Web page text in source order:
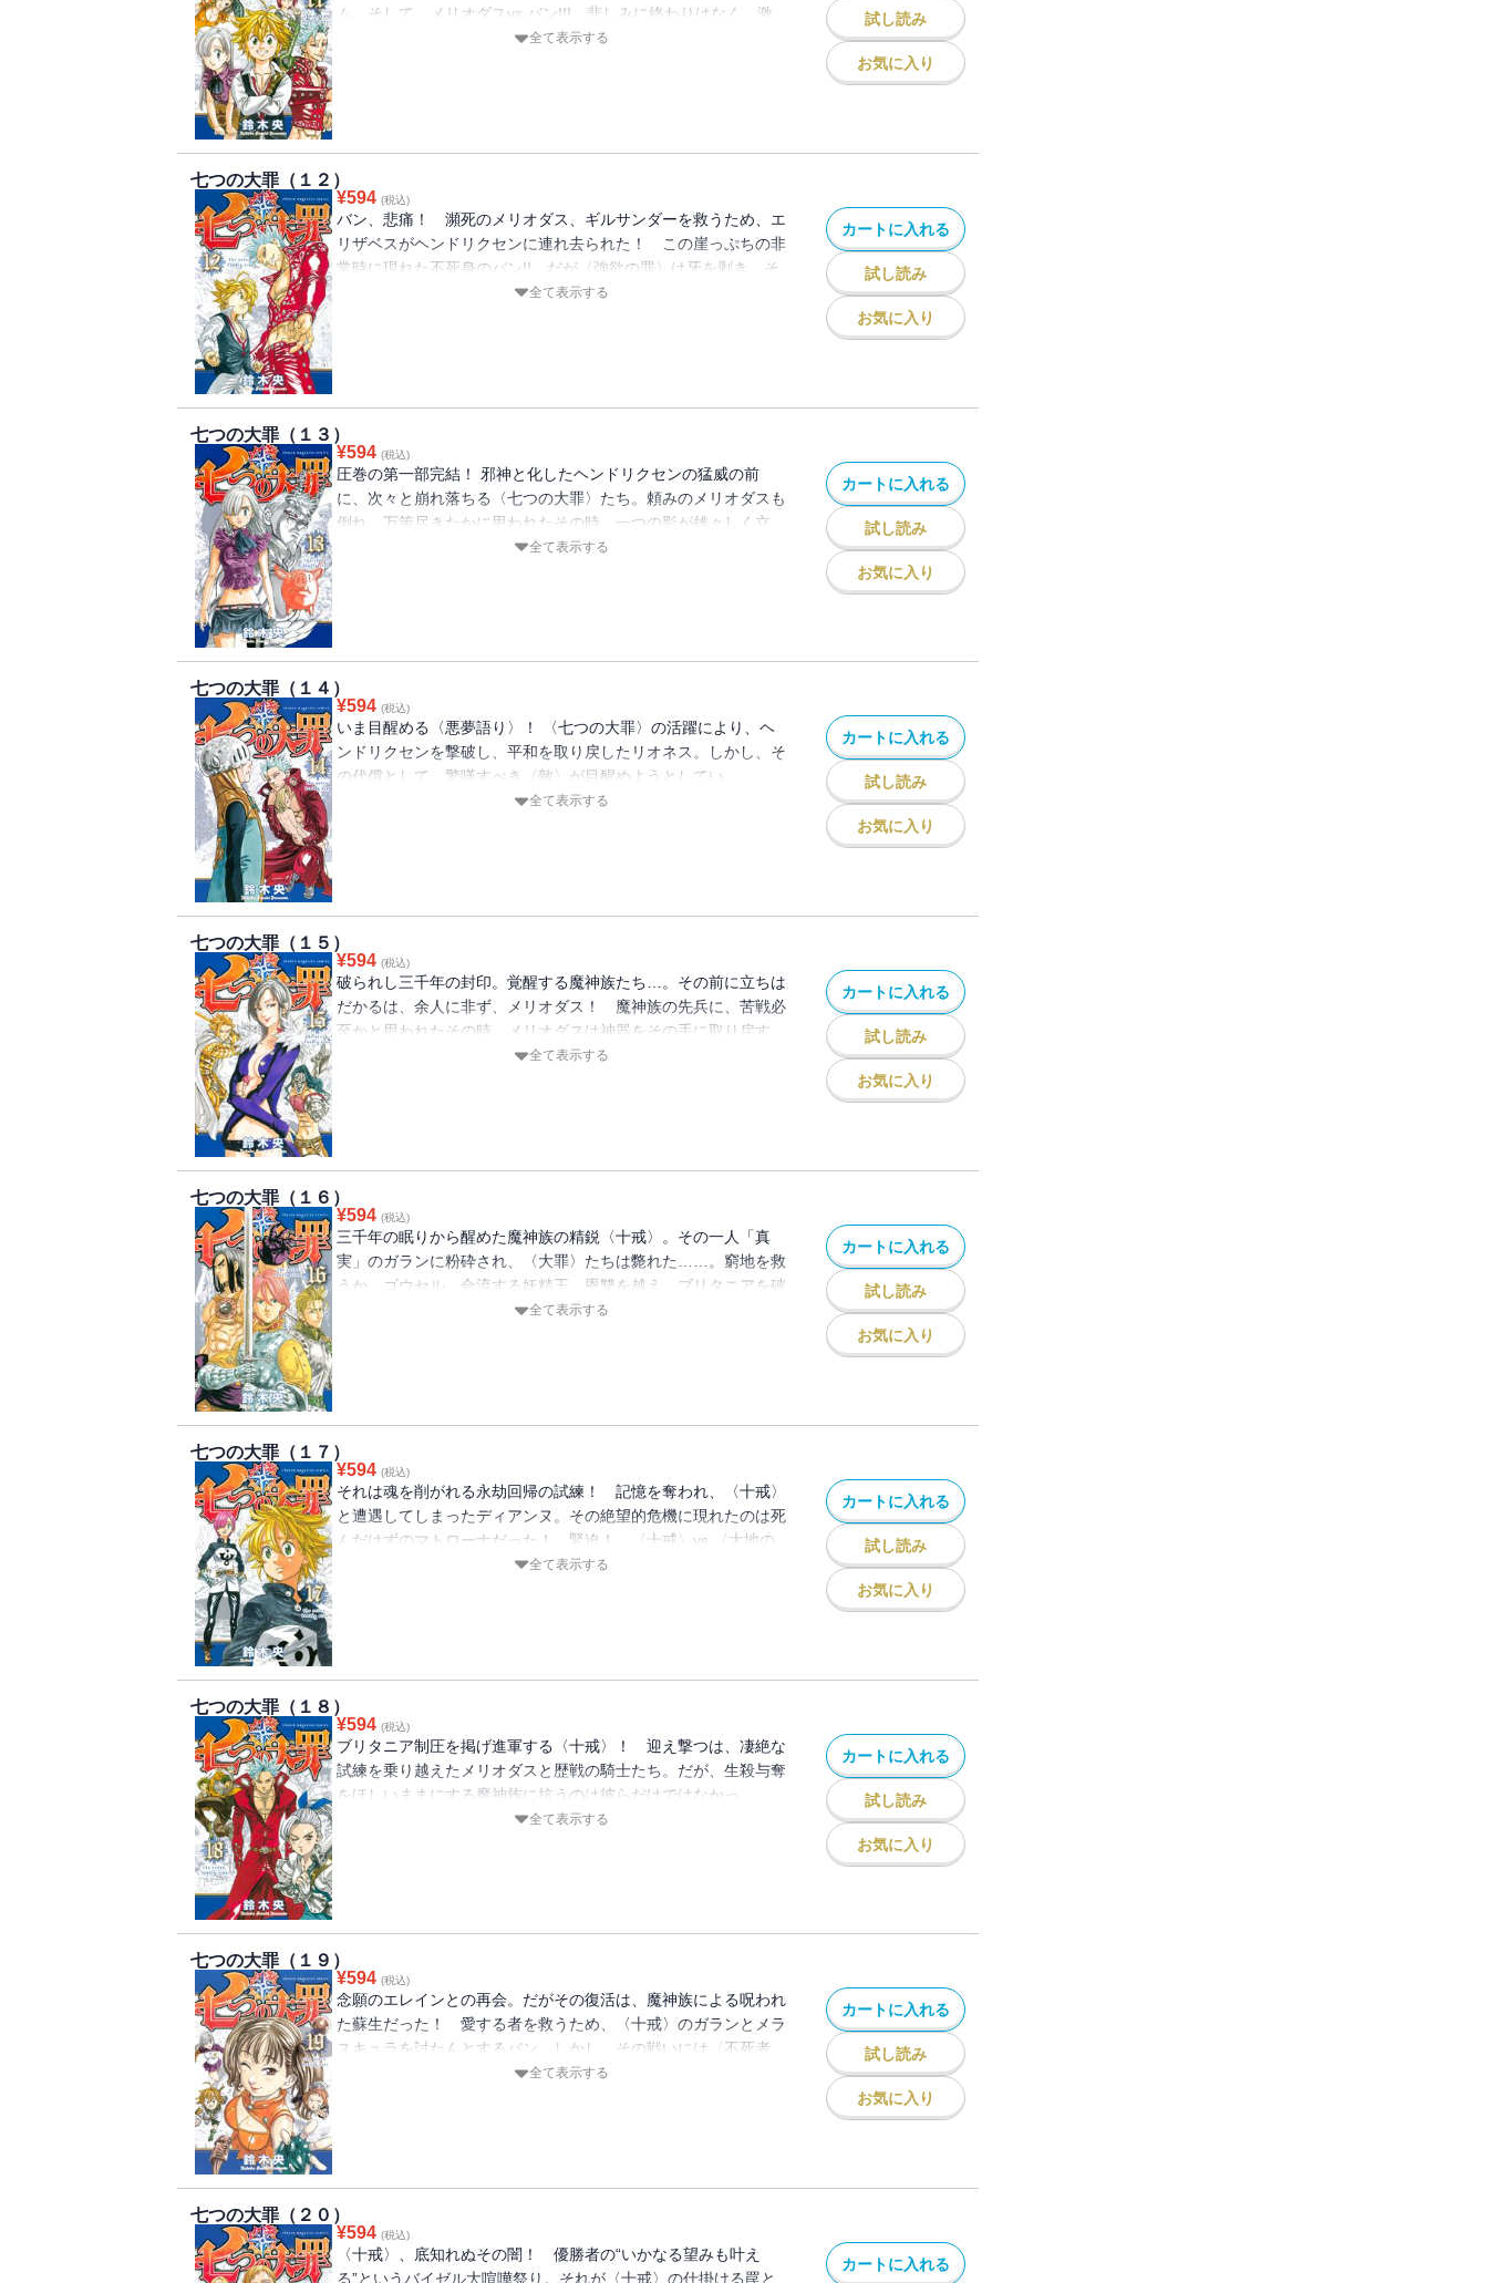
ム。そして、メリオダスvs.バン!!! 悲しみに終わりはなく、激
闘に勝者は見えない。決着をつけるべく、現れたのは、第六の
全て表示する
試し読み
お気に入り
七つの大罪（１２）
¥594 (税込)
バン、悲痛！ 瀕死のメリオダス、ギルサンダーを救うため、エ
リザベスがヘンドリクセンに連れ去られた！ この崖っぷちの非
常時に現れた不死身のバン!! だが〈強欲の罪〉は牙を剥き、そ
の刃が狙うはメリオダスの心臓ただ一つ……。暴走する魔神の
全て表示する
カートに入れる
試し読み
お気に入り
七つの大罪（１３）
¥594 (税込)
圧巻の第一部完結！ 邪神と化したヘンドリクセンの猛威の前
に、次々と崩れ落ちる〈七つの大罪〉たち。頼みのメリオダスも
倒れ、万策尽きたかに思われたその時、一つの影が雄々しく立
つ！ それは頼もしき一匹の勇姿……!! 尊き犠牲。悲愴なる乙女
全て表示する
カートに入れる
試し読み
お気に入り
七つの大罪（１４）
¥594 (税込)
いま目醒める〈悪夢語り〉！ 〈七つの大罪〉の活躍により、ヘ
ンドリクセンを撃破し、平和を取り戻したリオネス。しかし、そ
の代償として、驚嘆すべき〈敵〉が目醒めようとしてい
た……!! 王都を震撼させる、その敵の正体とは!? 妖精王の
全て表示する
カートに入れる
試し読み
お気に入り
七つの大罪（１５）
¥594 (税込)
破られし三千年の封印。覚醒する魔神族たち…。その前に立ちは
だかるは、余人に非ず、メリオダス！ 魔神族の先兵に、苦戦必
至かと思われたその時、メリオダスは神器をその手に取り戻す。
炸裂する神器・ロストヴェインの威力！ そして、妖精王に迫る
全て表示する
カートに入れる
試し読み
お気に入り
七つの大罪（１６）
¥594 (税込)
三千年の眠りから醒めた魔神族の精鋭〈十戒〉。その一人「真
実」のガランに粉砕され、〈大罪〉たちは斃れた……。窮地を救
うか、ゴウセル。合流する妖精王。恩讐を越え、ブリタニアを破
滅から救え！ ディアンヌの外伝「少女は叶わぬ夢を見る」も完
全て表示する
カートに入れる
試し読み
お気に入り
七つの大罪（１７）
¥594 (税込)
それは魂を削がれる永劫回帰の試練！ 記憶を奪われ、〈十戒〉
と遭遇してしまったディアンヌ。その絶望的危機に現れたのは死
んだはずのマトローナだった！ 緊迫！ 〈十戒〉vs.〈大地の
牙〉!! 一方、〈十戒〉に対抗する力を得るため、〈大罪〉は森
全て表示する
カートに入れる
試し読み
お気に入り
七つの大罪（１８）
¥594 (税込)
ブリタニア制圧を掲げ進軍する〈十戒〉！ 迎え撃つは、凄絶な
試練を乗り越えたメリオダスと歴戦の騎士たち。だが、生殺与奪
をほしいままにする魔神族に抗うのは彼らだけではなかっ
た……。辺境から来る友軍。その実力は!? 一方、〈大罪〉を抜
全て表示する
カートに入れる
試し読み
お気に入り
七つの大罪（１９）
¥594 (税込)
念願のエレインとの再会。だがその復活は、魔神族による呪われ
た蘇生だった！ 愛する者を救うため、〈十戒〉のガランとメラ
スキュラを討たんとするバン。しかし、その戦いには〈不死者
（アンデッド）〉に死をもたらす致命的死角が!! 記憶を失った
全て表示する
カートに入れる
試し読み
お気に入り
七つの大罪（２０）
¥594 (税込)
〈十戒〉、底知れぬその闇！ 優勝者の“いかなる望みも叶え
る”というバイゼル大喧嘩祭り。それが〈十戒〉の仕掛ける罠と
カートに入れる